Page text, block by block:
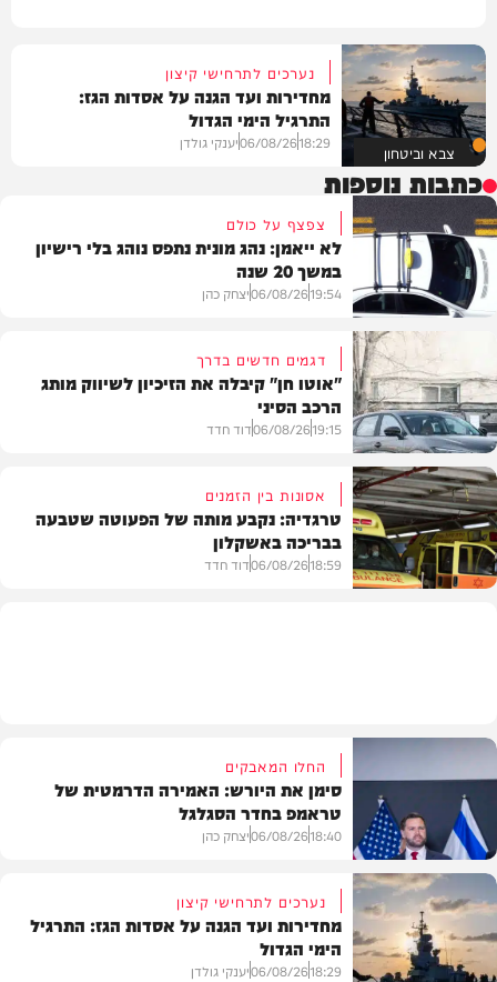
צבא וביטחון
נערכים לתרחישי קיצון
מחדירות ועד הגנה על אסדות הגז:
התרגיל הימי הגדול
18:29
06/08/26יענקי גולדן
כתבות נוספות
משטרה
צפצף על כולם
לא ייאמן: נהג מונית נתפס נוהג בלי רישיון
במשך 20 שנה
19:54
06/08/26יצחק כהן
רכב
דגמים חדשים בדרך
"אוטו חן" קיבלה את הזיכיון לשיווק מותג
הרכב הסיני
19:15
06/08/26דוד חדד
אסונות בין הזמנים
טרגדיה: נקבע מותה של הפעוטה שטבעה
בבריכה באשקלון
18:59
06/08/26דוד חדד
בעולם
החלו המאבקים
סימן את היורש: האמירה הדרמטית של
טראמפ בחדר הסגלגל
18:40
06/08/26יצחק כהן
נערכים לתרחישי קיצון
מחדירות ועד הגנה על אסדות הגז: התרגיל
הימי הגדול
18:29
06/08/26יענקי גולדן